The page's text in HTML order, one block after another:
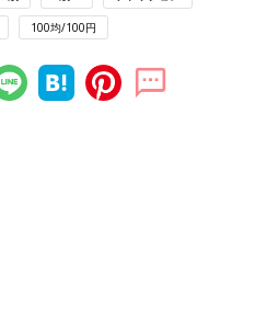
100均/100円